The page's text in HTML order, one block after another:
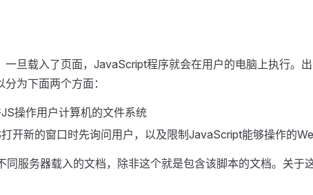
旦载入了页面，JavaScript程序就会在用户的电脑上执行。出
为下面两个方面：
操作用户计算机的文件系统
开新的窗口时先询问用户，以及限制JavaScript能够操作的
服务器载入的文档，除非这个就是包含该脚本的文档。关于